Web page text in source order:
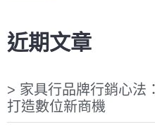
近期文章
家具行品牌行銷心法
打造數位新商機